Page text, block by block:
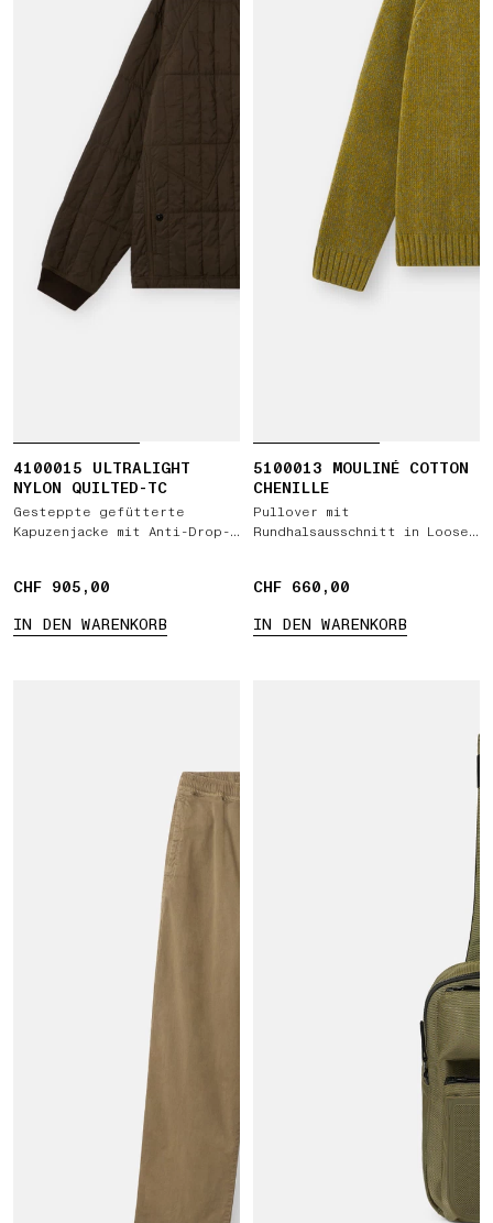
4100015 ULTRALIGHT
NYLON QUILTED-TC
Gesteppte gefütterte
Kapuzenjacke mit Anti-Drop-
CHF 905,00
CHF 905,00
IN DEN WARENKORB
5100013 MOULINÉ COTTON
CHENILLE
Pullover mit
Rundhalsausschnitt in Loose
CHF 660,00
CHF 660,00
IN DEN WARENKORB